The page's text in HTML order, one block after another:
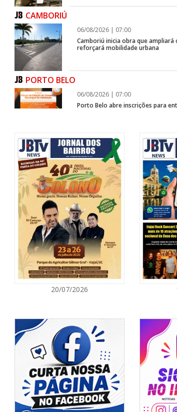
CAMBORIÚ
06/08/2026 | 07:00
Camboriú inicia obra que ampliará
reforçará mobilidade urbana
PORTO BELO
06/08/2026 | 07:00
Porto Belo abre inscrições para
NAVEGANTES
06/08/2026 | 07:00
Campanha de vacinação gratuita
em Navegantes
CAMBORIÚ
06/08/2026 | 07:00
Saúde de Camboriú reforça
profissionais
BALNEÁRIO PIÇARRAS
06/08/2026 | 07:00
05/08/2026 | 07:00
Festa das Tradições Brasileiras em
quinta (6) e celebra a cultura do
Centreventos
20/07/2026